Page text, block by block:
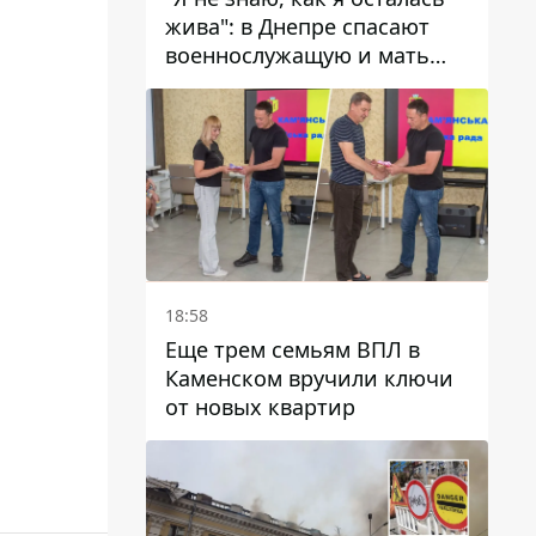
жива": в Днепре спасают
военнослужащую и мать
четверых детей, которую
ранил КАБ
18:58
Еще трем семьям ВПЛ в
Каменском вручили ключи
от новых квартир